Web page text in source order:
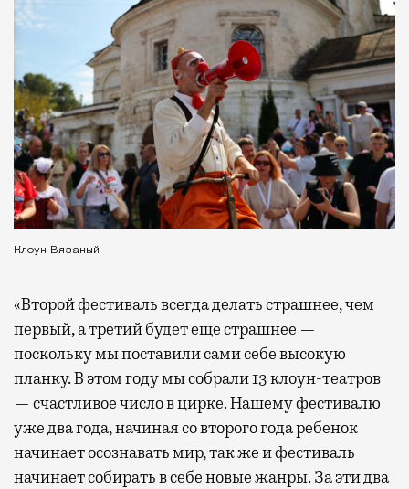
Клоун Вязаный
«Второй фестиваль всегда делать страшнее, чем
первый, а третий будет еще страшнее —
поскольку мы поставили сами себе высокую
планку. В этом году мы собрали 13 клоун-театров
— счастливое число в цирке. Нашему фестивалю
уже два года, начиная со второго года ребенок
начинает осознавать мир, так же и фестиваль
начинает собирать в себе новые жанры. За эти два